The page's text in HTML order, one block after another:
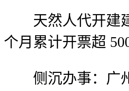
天然人代开建建
个月累计开票超
侧沉办事：广州